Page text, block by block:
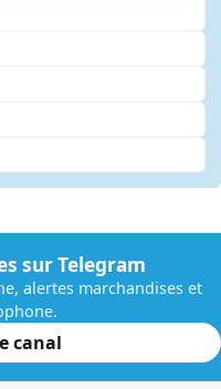
sur Telegram
alertes marchandises et
canal